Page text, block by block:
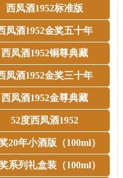
西凤酒1952标准版
凤酒1952金奖五十年
西凤酒1952铜尊典藏
凤酒1952金奖三十年
西凤酒1952金尊典藏
52度西凤酒1952
20年小酒版（100ml）
系列礼盒装（100ml）